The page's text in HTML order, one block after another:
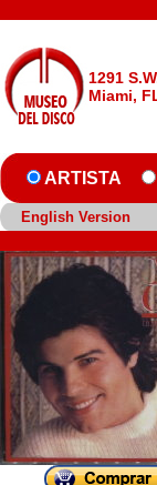
1291
Miami,
ARTISTA
English Version